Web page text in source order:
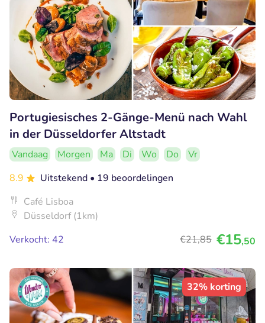
Portugiesisches 2-Gänge-Menü nach Wahl
in der Düsseldorfer Altstadt
Vandaag Morgen Ma Di Wo Do
Vr
8.9
Uitstekend • 19 beoordelingen
Café Lisboa
Düsseldorf (1km)
Verkocht: 42
€21,85 €15,50
32% korting